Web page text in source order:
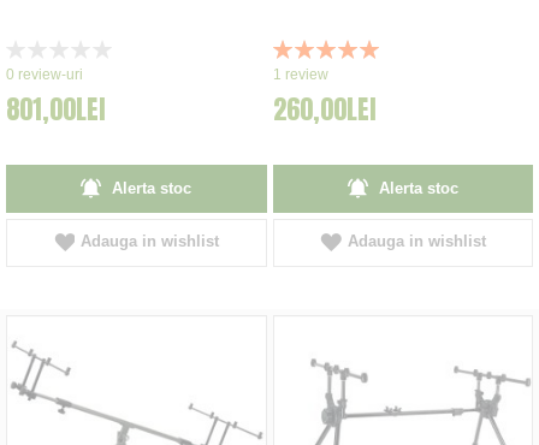
0%
0 review-uri
801,00LEI
Alerta stoc
Adauga in wishlist
Rating:
100%
1 review
260,00LEI
Alerta stoc
Adauga in wishlist